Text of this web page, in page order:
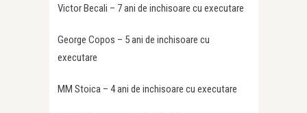
Victor Becali – 7 ani de inchisoare cu executare
George Copos – 5 ani de inchisoare cu
executare
MM Stoica – 4 ani de inchisoare cu executare